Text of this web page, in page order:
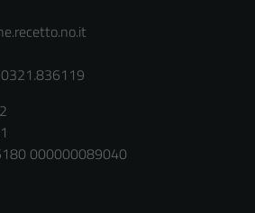
000000089040
essere
Questi cookie